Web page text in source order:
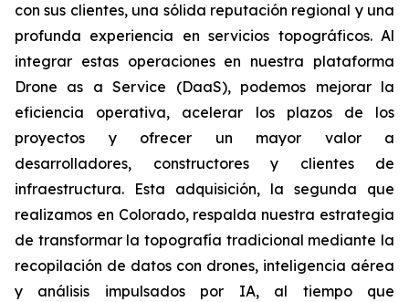
con sus clientes, una sólida reputación regional y una
profunda experiencia en servicios topográficos. Al
integrar estas operaciones en nuestra plataforma
Drone as a Service (DaaS), podemos mejorar la
eficiencia operativa, acelerar los plazos de los
proyectos y ofrecer un mayor valor a
desarrolladores, constructores y clientes de
infraestructura. Esta adquisición, la segunda que
realizamos en Colorado, respalda nuestra estrategia
de transformar la topografía tradicional mediante la
recopilación de datos con drones, inteligencia aérea
y análisis impulsados por IA, al tiempo que